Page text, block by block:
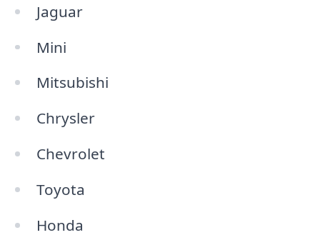
Jaguar
Mini
Mitsubishi
Chrysler
Chevrolet
Toyota
Honda